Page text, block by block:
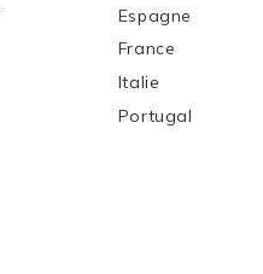
Espagne
France
Italie
Portugal